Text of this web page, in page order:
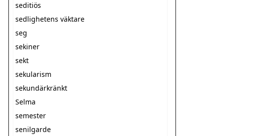
seditiös
sedlighetens väktare
seg
sekiner
sekt
sekularism
sekundärkränkt
Selma
semester
senilgarde